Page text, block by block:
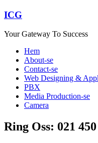
ICG
Your Gateway To Success
Hem
About-se
Contact-se
Web Designing &
PBX
Media Production-se
Camera
Ring Oss: 021